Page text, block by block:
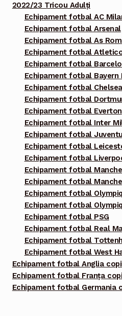
2022/23 Tricou Adulți
Echipament fotbal AC
Echipament fotbal Arsenal
Echipament fotbal As
Echipament fotbal
Echipament fotbal
Echipament fotbal Bayern
Echipament fotbal Chelsea
Echipament fotbal
Echipament fotbal Everton
Echipament fotbal Inter
Echipament fotbal
Echipament fotbal
Echipament fotbal
Echipament fotbal
Echipament fotbal
Echipament fotbal
Echipament fotbal
Echipament fotbal PSG
Echipament fotbal Real
Echipament fotbal
Echipament fotbal West
Echipament fotbal Anglia
Echipament fotbal Franța
Echipament fotbal Germania